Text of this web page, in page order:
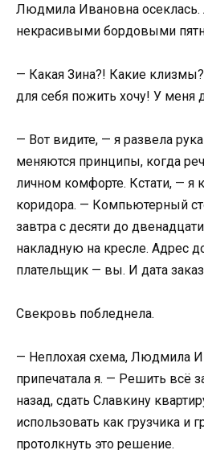
Людмила Ивановна
некрасивыми бордовыми
— Какая Зина?! Какие
для себя пожить хочу! У меня
— Вот видите, — я развела
меняются принципы, когда
личном комфорте. Кстати, — я
коридора. — Компьютерный
завтра с десяти до
накладную на кресле. Адрес
плательщик — вы. И дата
Свекровь побледнела.
— Неплохая схема, Людмила
припечатала я. — Решить всё
назад, сдать Славкину
использовать как грузчика и
протолкнуть это решение.